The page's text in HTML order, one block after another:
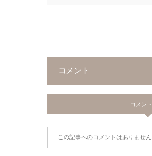
コメント
コメン
この記事へのコメントはありません